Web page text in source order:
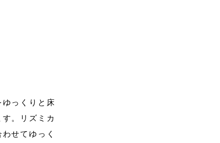
っくりと床
。リズミカ
せてゆっく